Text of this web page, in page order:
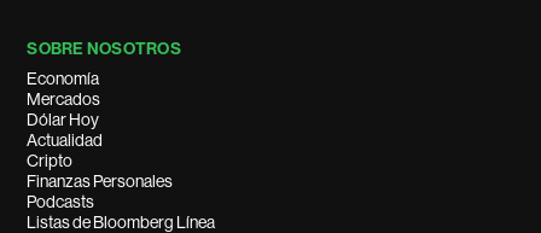
SOBRE NOSOTROS
Economía
Mercados
Dólar Hoy
Actualidad
Cripto
Finanzas Personales
Podcasts
Listas de Bloomberg Línea